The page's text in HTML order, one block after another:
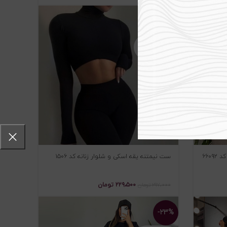
ست نیمتنه یقه اسکی و شلوار زنانه کد ۱۵۰۶
۲۲۹،۵۰۰ تومان
-۲۳%